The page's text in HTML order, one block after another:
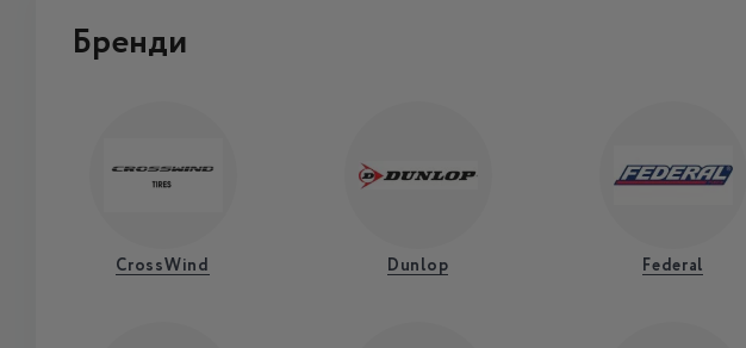
Бренди
CrossWind Dunlop Federal